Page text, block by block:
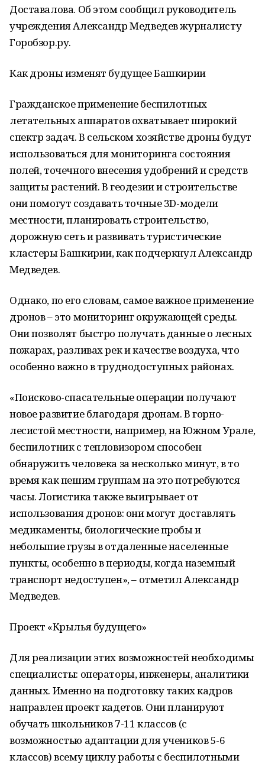
Доставалова. Об этом сообщил руководитель
учреждения Александр Медведев журналисту
Горобзор.ру.
Как дроны изменят будущее Башкирии
Гражданское применение беспилотных
летательных аппаратов охватывает широкий
спектр задач. В сельском хозяйстве дроны будут
использоваться для мониторинга состояния
полей, точечного внесения удобрений и средств
защиты растений. В геодезии и строительстве
они помогут создавать точные 3D-модели
местности, планировать строительство,
дорожную сеть и развивать туристические
кластеры Башкирии, как подчеркнул Александр
Медведев.
Однако, по его словам, самое важное применение
дронов – это мониторинг окружающей среды.
Они позволят быстро получать данные о лесных
пожарах, разливах рек и качестве воздуха, что
особенно важно в труднодоступных районах.
«Поисково-спасательные операции получают
новое развитие благодаря дронам. В горно-
лесистой местности, например, на Южном Урале,
беспилотник с тепловизором способен
обнаружить человека за несколько минут, в то
время как пешим группам на это потребуются
часы. Логистика также выигрывает от
использования дронов: они могут доставлять
медикаменты, биологические пробы и
небольшие грузы в отдаленные населенные
пункты, особенно в периоды, когда наземный
транспорт недоступен», – отметил Александр
Медведев.
Проект «Крылья будущего»
Для реализации этих возможностей необходимы
специалисты: операторы, инженеры, аналитики
данных. Именно на подготовку таких кадров
направлен проект кадетов. Они планируют
обучать школьников 7-11 классов (с
возможностью адаптации для учеников 5-6
классов) всему циклу работы с беспилотными